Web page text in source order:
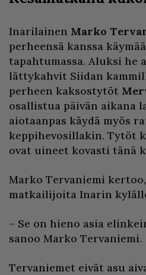
Inarilainen Marko
perheensä kanssa
tapahtumassa. Aluksi he
lättykahvit Siidan
perheen kaksostytöt
osallistua päivän aikana
aiotaanpas käydä myös
keppihevosillakin. Tytöt
ovat uineet kovasti tänä
Marko Tervaniemi
matkailijoita Inarin
– Se on hieno asia
sanoo Marko Tervaniemi.
Tervaniemet eivät asu